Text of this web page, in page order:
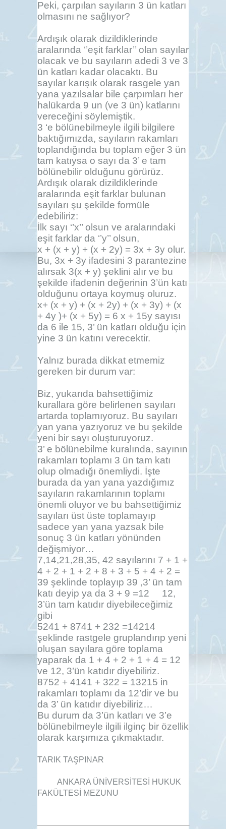
Peki, çarpılan sayıların 3 ün katları
olmasını ne sağlıyor?
Ardışık olarak dizildiklerinde
aralarında ‘’eşit farklar’’ olan sayılar
olacak ve bu sayıların adedi 3 ve 3
ün katları kadar olacaktı. Bu
sayılar karışık olarak rasgele yan
yana yazılsalar bile çarpımları her
halükarda 9 un (ve 3 ün) katlarını
vereceğini söylemiştik.
3 ‘e bölünebilmeyle ilgili bilgilere
baktığımızda, sayıların rakamları
toplandığında bu toplam eğer 3 ün
tam katıysa o sayı da 3’ e tam
bölünebilir olduğunu görürüz.
Ardışık olarak dizildiklerinde
aralarında eşit farklar bulunan
sayıları şu şekilde formüle
edebiliriz:
İlk sayı ‘’x’’ olsun ve aralarındaki
eşit farklar da ‘’y’’ olsun,
x + (x + y) + (x + 2y) = 3x + 3y olur.
Bu, 3x + 3y ifadesini 3 parantezine
alırsak 3(x + y) şeklini alır ve bu
şekilde ifadenin değerinin 3’ün katı
olduğunu ortaya koymuş oluruz.
x+ (x + y) + (x + 2y) + (x + 3y) + (x
+ 4y )+ (x + 5y) = 6 x + 15y sayısı
da 6 ile 15, 3’ ün katları olduğu için
yine 3 ün katını verecektir.
Yalnız burada dikkat etmemiz
gereken bir durum var:
Biz, yukarıda bahsettiğimiz
kurallara göre belirlenen sayıları
artarda toplamıyoruz. Bu sayıları
yan yana yazıyoruz ve bu şekilde
yeni bir sayı oluşturuyoruz.
3’ e bölünebilme kuralında, sayının
rakamları toplamı 3 ün tam katı
olup olmadığı önemliydi. İşte
burada da yan yana yazdığımız
sayıların rakamlarının toplamı
önemli oluyor ve bu bahsettiğimiz
sayıları üst üste toplamayıp
sadece yan yana yazsak bile
sonuç 3 ün katları yönünden
değişmiyor…
7,14,21,28,35, 42 sayılarını 7 + 1 +
4 + 2 + 1 + 2 + 8 + 3 + 5 + 4 + 2 =
39 şeklinde toplayıp 39 ,3’ ün tam
katı deyip ya da 3 + 9 =12 12,
3’ün tam katıdır diyebileceğimiz
gibi
5241 + 8741 + 232 =14214
şeklinde rastgele gruplandırıp yeni
oluşan sayılara göre toplama
yaparak da 1 + 4 + 2 + 1 + 4 = 12
ve 12, 3’ün katıdır diyebiliriz.
8752 + 4141 + 322 = 13215 in
rakamları toplamı da 12’dir ve bu
da 3’ ün katıdır diyebiliriz…
Bu durum da 3’ün katları ve 3’e
bölünebilmeyle ilgili ilginç bir özellik
olarak karşımıza çıkmaktadır.
TARIK TAŞPINAR
ANKARA ÜNİVERSİTESİ HUKUK
FAKÜLTESİ MEZUNU